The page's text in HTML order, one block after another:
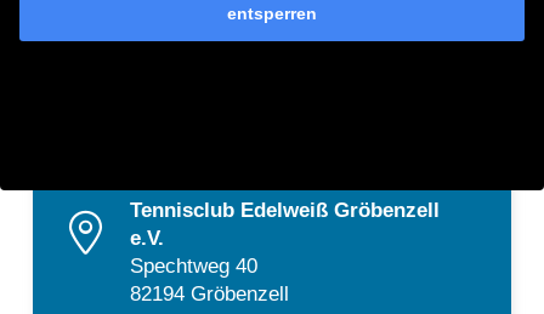
entsperren
Tennisclub Edelweiß Gröbenzell
e.V.
Spechtweg 40
82194 Gröbenzell